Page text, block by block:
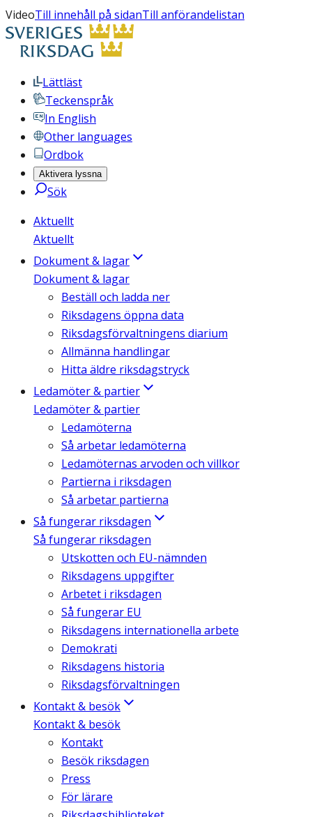
VideoTill innehåll på sidanTill anförandelistan
Lättläst
Teckenspråk
In English
Other languages
Ordbok
Aktivera lyssna
Sök
Aktuellt
Aktuellt
Dokument & lagar
Dokument & lagar
Beställ och ladda ner
Riksdagens öppna data
Riksdagsförvaltningens diarium
Allmänna handlingar
Hitta äldre riksdagstryck
Ledamöter & partier
Ledamöter & partier
Ledamöterna
Så arbetar ledamöterna
Ledamöternas arvoden och villkor
Partierna i riksdagen
Så arbetar partierna
Så fungerar riksdagen
Så fungerar riksdagen
Utskotten och EU-nämnden
Riksdagens uppgifter
Arbetet i riksdagen
Så fungerar EU
Riksdagens internationella arbete
Demokrati
Riksdagens historia
Riksdagsförvaltningen
Kontakt & besök
Kontakt & besök
Kontakt
Besök riksdagen
Press
För lärare